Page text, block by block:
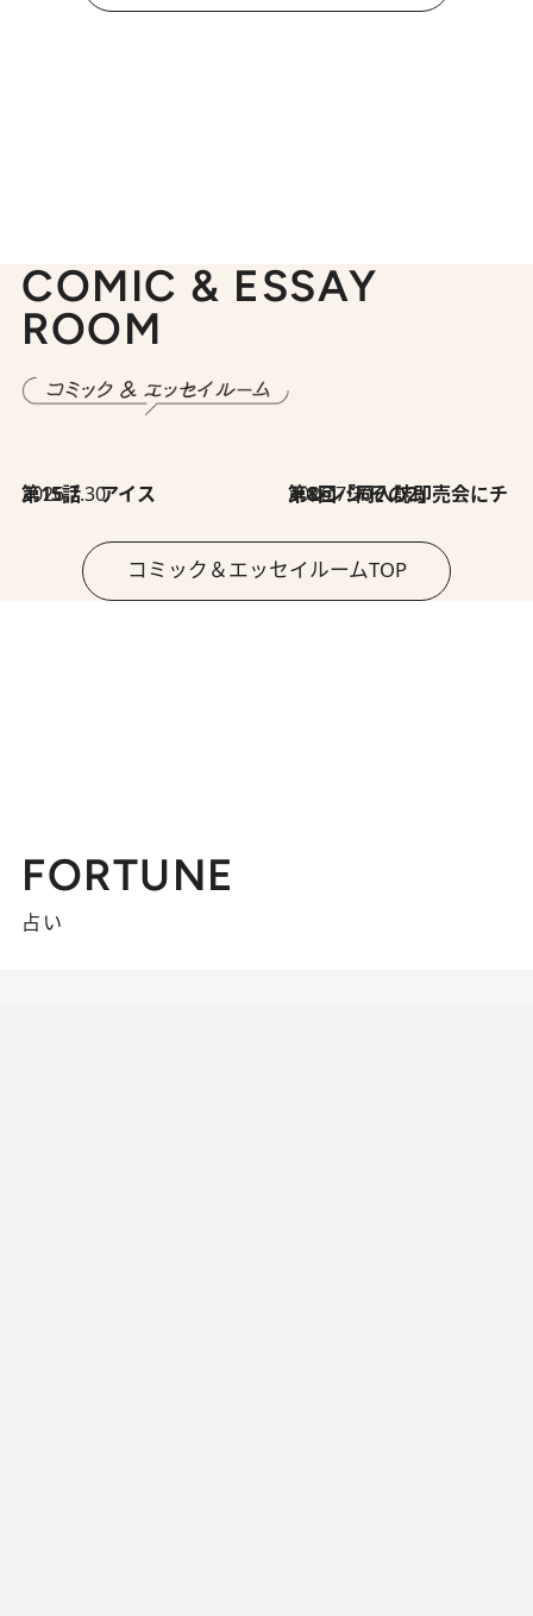
COMIC & ESSAY
ROOM
2026.7.30
第15話 アイス 2026.7.30
第8回「同人誌即売会にチャレンジ その2」
コミック＆エッセイルームTOP
FORTUNE
占い